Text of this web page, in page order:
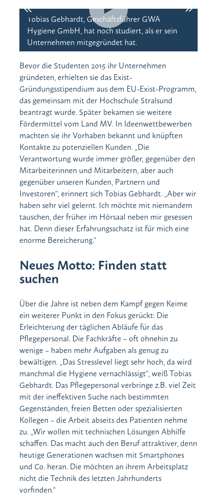
Tobias Gebhardt, Geschäftsführer GWA
Hygiene GmbH, hat noch studiert, als er sein
Unternehmen mitgegründet hat.
Bevor die Studenten 2015 ihr Unternehmen
gründeten, erhielten sie das Exist-
Gründungsstipendium aus dem EU-Exist-Programm,
das gemeinsam mit der Hochschule Stralsund
beantragt wurde. Später bekamen sie weitere
Fördermittel vom Land MV. In Ideenwettbewerben
machten sie ihr Vorhaben bekannt und knüpften
Kontakte zu potenziellen Kunden. „Die
Verantwortung wurde immer größer, gegenüber den
Mitarbeiterinnen und Mitarbeitern, aber auch
gegenüber unseren Kunden, Partnern und
Investoren“, erinnert sich Tobias Gebhardt. „Aber wir
haben sehr viel gelernt. Ich möchte mit niemandem
tauschen, der früher im Hörsaal neben mir gesessen
hat. Denn dieser Erfahrungsschatz ist für mich eine
enorme Bereicherung.“
Neues Motto: Finden statt
suchen
Über die Jahre ist neben dem Kampf gegen Keime
ein weiterer Punkt in den Fokus gerückt: Die
Erleichterung der täglichen Abläufe für das
Pflegepersonal. Die Fachkräfte – oft ohnehin zu
wenige – haben mehr Aufgaben als genug zu
bewältigen. „Das Stresslevel liegt sehr hoch, da wird
manchmal die Hygiene vernachlässigt“, weiß Tobias
Gebhardt. Das Pflegepersonal verbringe z.B. viel Zeit
mit der ineffektiven Suche nach bestimmten
Gegenständen, freien Betten oder spezialisierten
Kollegen – die Arbeit abseits des Patienten nehme
zu. „Wir wollen mit technischen Lösungen Abhilfe
schaffen. Das macht auch den Beruf attraktiver, denn
heutige Generationen wachsen mit Smartphones
und Co. heran. Die möchten an ihrem Arbeitsplatz
nicht die Technik des letzten Jahrhunderts
vorfinden.“